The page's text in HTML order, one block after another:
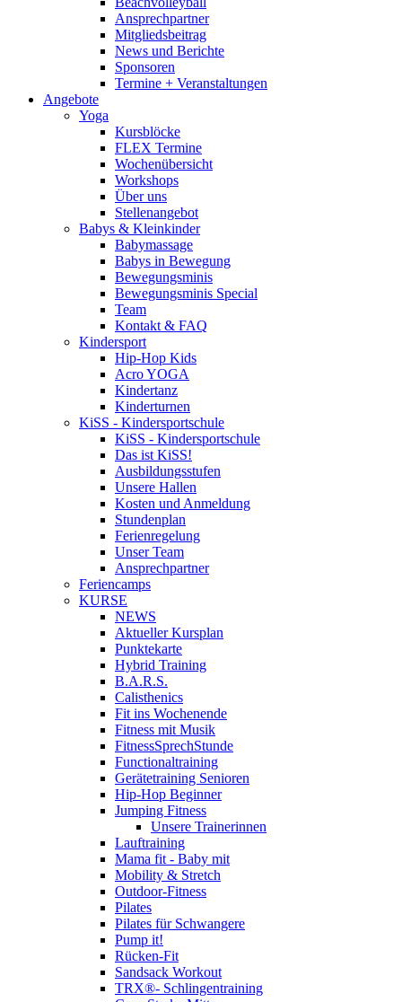
Ansprechpartner
Mitgliedsbeitrag
News und Berichte
Sponsoren
Termine + Veranstaltungen
Angebote
Yoga
Kursblöcke
FLEX Termine
Wochenübersicht
Workshops
Über uns
Stellenangebot
Babys & Kleinkinder
Babymassage
Babys in Bewegung
Bewegungsminis
Bewegungsminis Special
Team
Kontakt & FAQ
Kindersport
Hip-Hop Kids
Acro YOGA
Kindertanz
Kinderturnen
KiSS - Kindersportschule
KiSS - Kindersportschule
Das ist KiSS!
Ausbildungsstufen
Unsere Hallen
Kosten und Anmeldung
Stundenplan
Ferienregelung
Unser Team
Ansprechpartner
Feriencamps
KURSE
NEWS
Aktueller Kursplan
Punktekarte
Hybrid Training
B.A.R.S.
Calisthenics
Fit ins Wochenende
Fitness mit Musik
FitnessSprechStunde
Functionaltraining
Gerätetraining Senioren
Hip-Hop Beginner
Jumping Fitness
Unsere Trainerinnen
Lauftraining
Mama fit - Baby mit
Mobility & Stretch
Outdoor-Fitness
Pilates
Pilates für Schwangere
Pump it!
Rücken-Fit
Sandsack Workout
TRX®- Schlingentraining